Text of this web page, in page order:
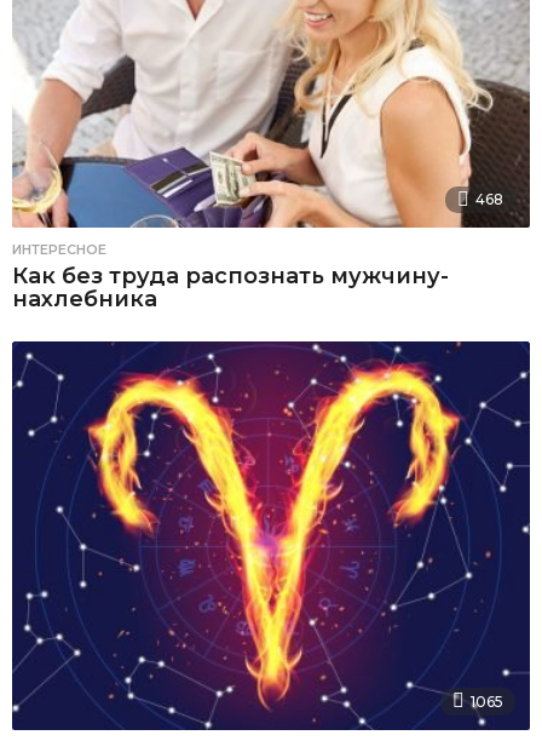
468
ИНТЕРЕСНОЕ
Как без труда распознать мужчину-
нахлебника
1065